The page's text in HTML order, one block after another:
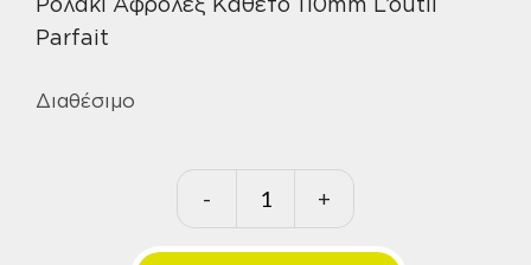
Parfait
Διαθέσιμο
-
Ρολάκι
Αφρολέξ
+